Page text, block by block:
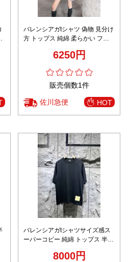
バレンシアガtシャツ 偽物 見分け
方 トップス 純綿 柔らかい フー
6250円
販売個数1件
佐川急便 HOT
バレンシアガtシャツサイズ感ス
ーパーコピー 純綿 トップス 半袖
8000円